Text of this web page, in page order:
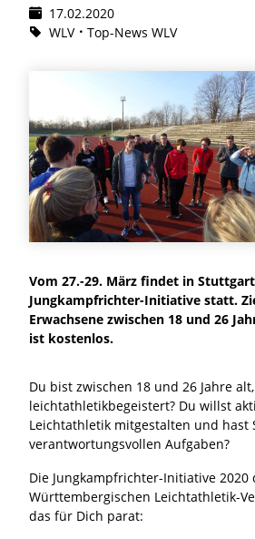
17.02.2020
WLV
Top-News WLV
Vom 27.-29. März findet in
Jungkampfrichter-Initiative statt.
Erwachsene zwischen 18 und 26
ist kostenlos.
Du bist zwischen 18 und 26 Jahre
leichtathletikbegeistert? Du willst
Leichtathletik mitgestalten und hast
verantwortungsvollen Aufgaben?
Die Jungkampfrichter-Initiative 2020
Württembergischen Leichtathletik-
das für Dich parat: